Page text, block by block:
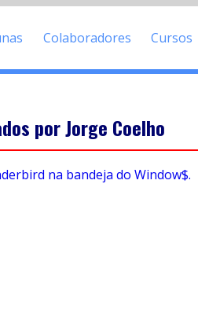
Colaboradores Cursos
por Jorge Coelho
na bandeja do Window$.